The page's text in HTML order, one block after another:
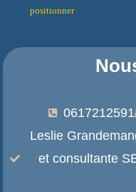
positionner
0617212591
Leslie
et consultante